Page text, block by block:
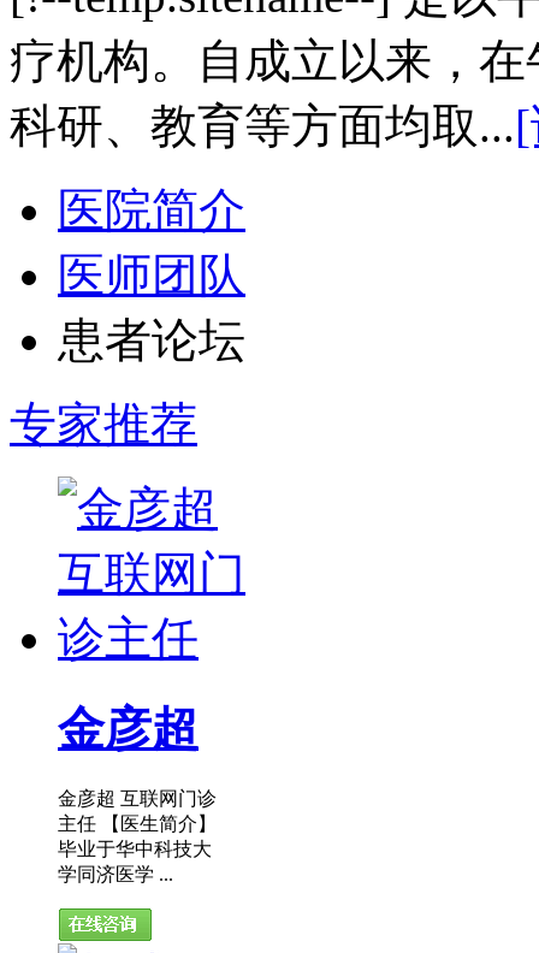
疗机构。自成立以来，
科研、教育等方面均取...
医院简介
医师团队
患者论坛
专家推荐
金彦超
金彦超 互联网门诊
主任 【医生简介】
毕业于华中科技大
学同济医学 ...